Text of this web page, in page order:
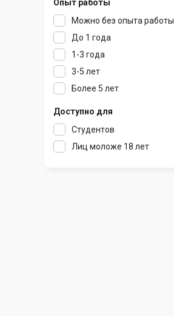
Раков
Ратомка
Самохваловичи
Сеница
Слуцк
Смиловичи
Смолевичи
Солигорск
Старые Дороги
Шклов
Опыт работы
Можно без опыта работы
До 1 года
1-3 года
3-5 лет
Более 5 лет
Доступно для
Студентов
Лиц моложе 18 лет